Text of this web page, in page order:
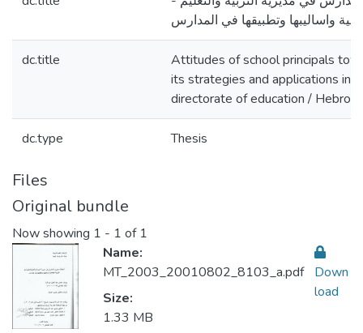
واساليبها وتطبيقها في المدارس
dc.title
Attitudes of school principals
its strategies and applications in
directorate of education / Hebron
dc.type Thesis
Files
Original bundle
Now showing 1 - 1 of 1
Name:
MT_2003_20010802_8103_a.pdf
Size:
1.33 MB
Down
load